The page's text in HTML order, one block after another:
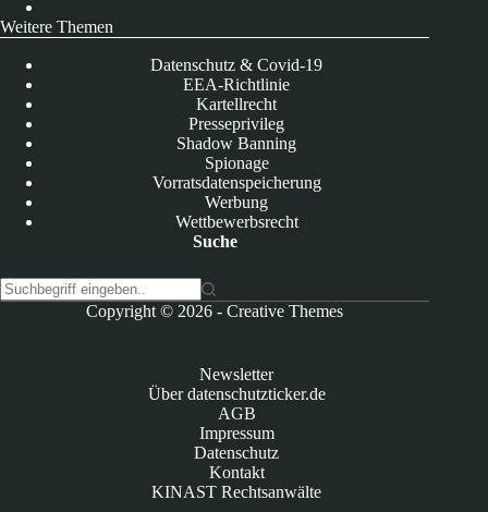
Weitere Themen
Datenschutz & Covid-19
EEA-Richtlinie
Kartellrecht
Presseprivileg
Shadow Banning
Spionage
Vorratsdatenspeicherung
Werbung
Wettbewerbsrecht
Suche
Copyright © 2026 -Creative Themes
Newsletter
Über datenschutzticker.de
AGB
Impressum
Datenschutz
Kontakt
KINAST Rechtsanwälte